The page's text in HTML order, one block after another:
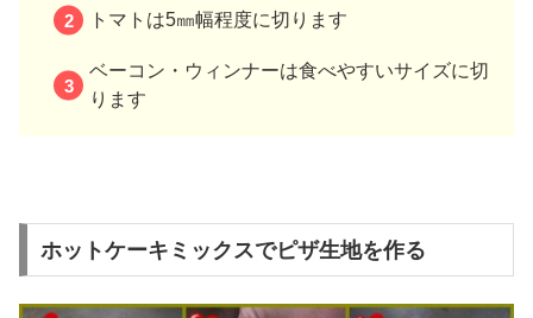
トマトは5㎜幅程度に切ります
ベーコン・ウィンナーは食べやすいサイズに切
ります
ホットケーキミックスでピザ生地を作る